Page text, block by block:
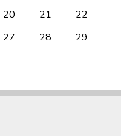
20 21
22
27 28
29